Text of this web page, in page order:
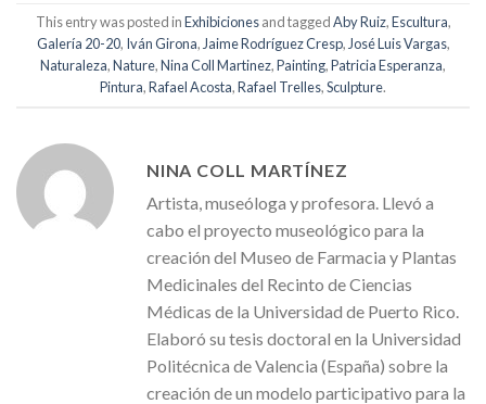
This entry was posted inExhibicionesand taggedAby Ruiz,Escultura,
Galería 20-20, Iván Girona, Jaime Rodríguez Cresp, José Luis Vargas,
Naturaleza,Nature,Nina Coll Martinez,Painting,Patricia Esperanza,
Pintura,Rafael Acosta,Rafael Trelles,Sculpture.
NINA COLL MARTÍNEZ
Artista, museóloga y profesora. Llevó a
cabo el proyecto museológico para la
creación del Museo de Farmacia y Plantas
Medicinales del Recinto de Ciencias
Médicas de la Universidad de Puerto Rico.
Elaboró su tesis doctoral en la Universidad
Politécnica de Valencia (España) sobre la
creación de un modelo participativo para la